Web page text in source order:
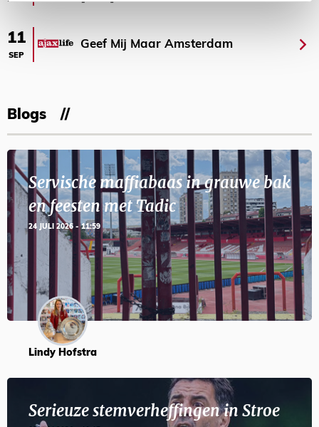
11
SEP
Geef Mij Maar Amsterdam
Blogs
Servische maffiabaas in grauwe bak
en feesten met Tadic
24 JULI 2026 - 11:59
Lindy Hofstra
Serieuze stemverheffingen in Stroe